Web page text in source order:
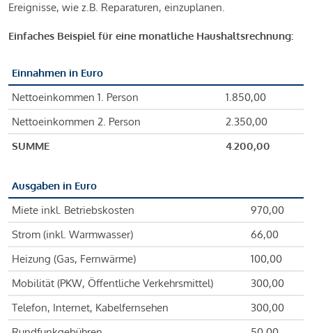
Ereignisse, wie z.B. Reparaturen, einzuplanen.
Einfaches Beispiel für eine monatliche Haushaltsrechnung:
Einnahmen in Euro
Nettoeinkommen 1. Person
1.850,00
Nettoeinkommen 2. Person
2.350,00
SUMME
4.200,00
Ausgaben in Euro
Miete inkl. Betriebskosten
970,00
Strom (inkl. Warmwasser)
66,00
Heizung (Gas, Fernwärme)
100,00
Mobilität (PKW, Öffentliche Verkehrsmittel)
300,00
Telefon, Internet, Kabelfernsehen
300,00